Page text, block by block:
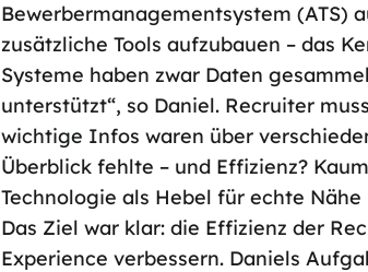
Bewerbermanagementsystem (ATS)
zusätzliche Tools aufzubauen – das
Systeme haben zwar Daten
unterstützt“, so Daniel. Recruiter
wichtige Infos waren über
Überblick fehlte – und Effizienz?
Technologie als Hebel für echte Nähe
Das Ziel war klar: die Effizienz der
Experience verbessern. Daniels